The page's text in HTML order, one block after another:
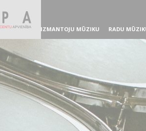
IZMANTOJU MŪZIKU RADU